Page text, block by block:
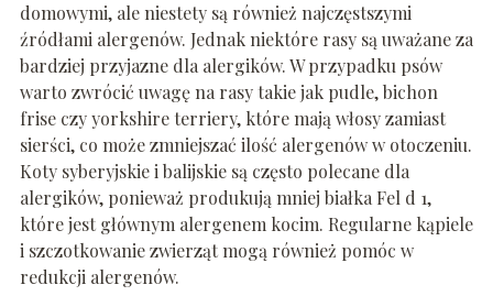
domowymi, ale niestety są również najczęstszymi
źródłami alergenów. Jednak niektóre rasy są uważane za
bardziej przyjazne dla alergików. W przypadku psów
warto zwrócić uwagę na rasy takie jak pudle, bichon
frise czy yorkshire terriery, które mają włosy zamiast
sierści, co może zmniejszać ilość alergenów w otoczeniu.
Koty syberyjskie i balijskie są często polecane dla
alergików, ponieważ produkują mniej białka Fel d 1,
które jest głównym alergenem kocim. Regularne kąpiele
i szczotkowanie zwierząt mogą również pomóc w
redukcji alergenów.